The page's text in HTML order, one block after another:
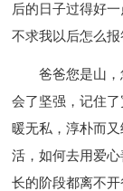
后的日子过得好
不求我以后怎么
爸爸您是山
会了坚强，记住
暖无私，淳朴而
活，如何去用爱
长的阶段都离不